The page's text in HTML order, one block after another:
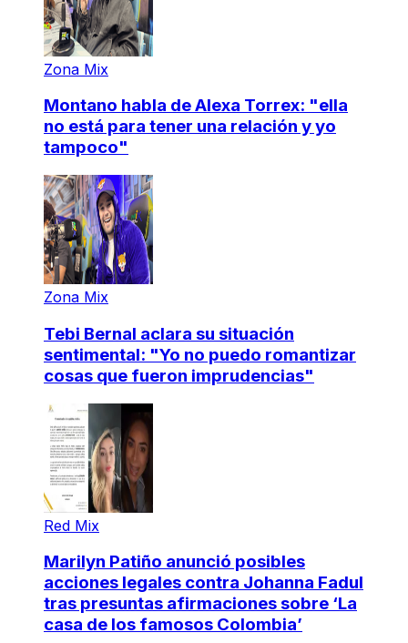
Zona Mix
Montano habla de Alexa Torrex: "ella
no está para tener una relación y yo
tampoco"
Zona Mix
Tebi Bernal aclara su situación
sentimental: "Yo no puedo romantizar
cosas que fueron imprudencias"
Red Mix
Marilyn Patiño anunció posibles
acciones legales contra Johanna Fadul
tras presuntas afirmaciones sobre ‘La
casa de los famosos Colombia’